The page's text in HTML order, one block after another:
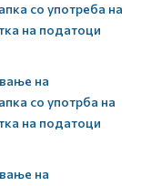
со употреба на
на податоци
на
со употрба на
на податоци
на